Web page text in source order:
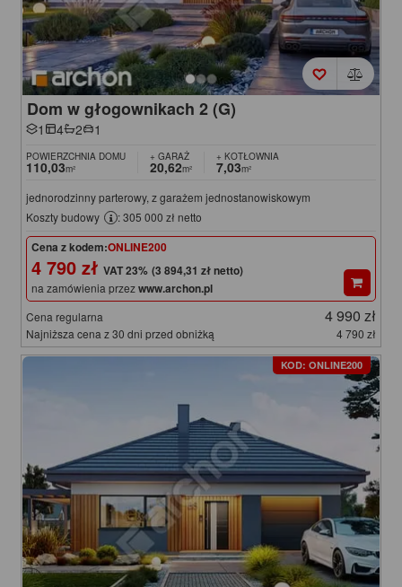
Dom w głogownikach 2 (G)
1 4 2 1
POWIERZCHNIA DOMU
110,03m²
+ GARAŻ
20,62m²
+ KOTŁOWNIA
7,03m²
jednorodzinny parterowy, z garażem jednostanowiskowym
Koszty budowy
: 305 000 zł netto
Cena z kodem:ONLINE200
4 790 zł (3 894,31 zł netto)
na zamówienia przezwww.archon.pl
Cena regularna 4 990 zł
Najniższa cena z 30 dni przed obniżką 4 790 zł
KOD: ONLINE200